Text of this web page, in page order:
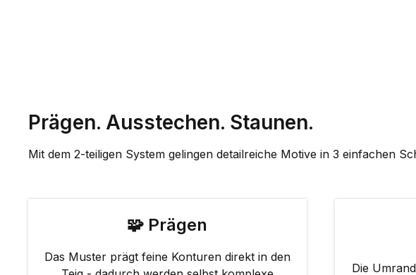
Prägen. Ausstechen. Staunen.
Mit dem 2-teiligen System gelingen detailreiche Motive in 3 einfachen
🧩 Prägen
Das Muster prägt feine Konturen direkt in den
Die